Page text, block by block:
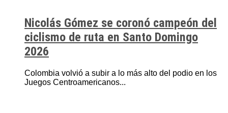
Nicolás Gómez se coronó campeón del
ciclismo de ruta en Santo Domingo
2026
Colombia volvió a subir a lo más alto del podio en los
Juegos Centroamericanos...